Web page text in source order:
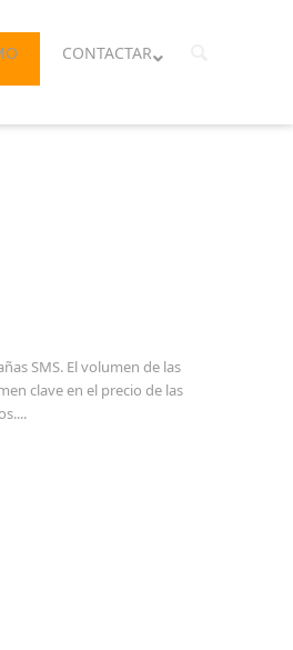
CONTACTAR
SMS. El volumen de las
clave en el precio de las